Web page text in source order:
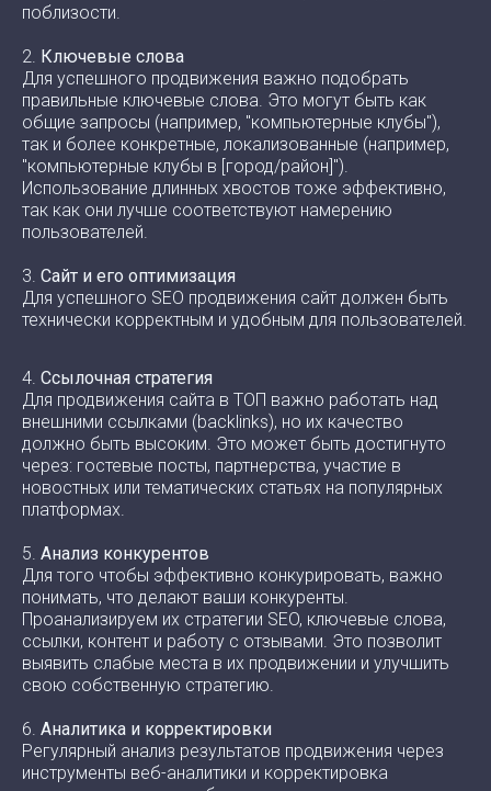
поблизости.
2. Ключевые слова
Для успешного продвижения важно подобрать
правильные ключевые слова. Это могут быть как
общие запросы (например, "компьютерные клубы"),
так и более конкретные, локализованные (например,
"компьютерные клубы в [город/район]").
Использование длинных хвостов тоже эффективно,
так как они лучше соответствуют намерению
пользователей.
3. Сайт и его оптимизация
Для успешного SEO продвижения сайт должен быть
технически корректным и удобным для пользователей.
4. Ссылочная стратегия
Для продвижения сайта в ТОП важно работать над
внешними ссылками (backlinks), но их качество
должно быть высоким. Это может быть достигнуто
через: гостевые посты, партнерства, участие в
новостных или тематических статьях на популярных
платформах.
5. Анализ конкурентов
Для того чтобы эффективно конкурировать, важно
понимать, что делают ваши конкуренты.
Проанализируем их стратегии SEO, ключевые слова,
ссылки, контент и работу с отзывами. Это позволит
выявить слабые места в их продвижении и улучшить
свою собственную стратегию.
6. Аналитика и корректировки
Регулярный анализ результатов продвижения через
инструменты веб-аналитики и корректировка